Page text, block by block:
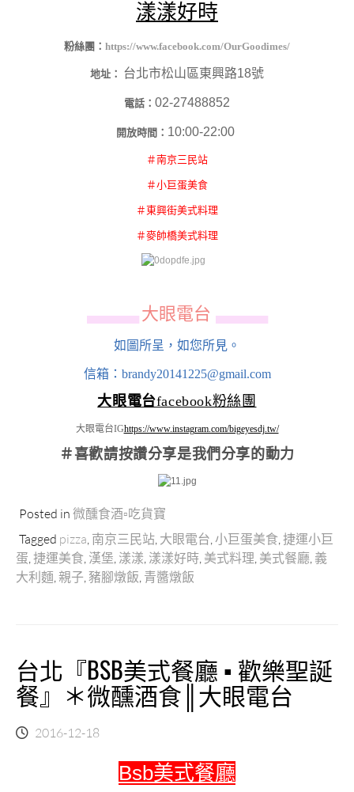
漾漾好時
粉絲團： https://www.facebook.com/OurGoodimes/
地址： 台北市松山區東興路18號
電話： 02-27488852
開放時間： 10:00-22:00
＃南京三民站
＃小巨蛋美食
＃東興街美式料理
＃麥帥橋美式料理
▄▄▄▄▄▄ 大眼電台 ▄▄▄▄▄▄
如圖所呈，如您所見。
信箱：brandy20141225@gmail.com
大眼電台facebook粉絲團
大眼電台IGhttps://www.instagram.com/bigeyesdj.tw/
＃喜歡請按讚分享是我們分享的動力
Posted in 微醺食酒▫吃貨寶
Tagged pizza 南京三民站 大眼電台 小巨蛋美食 捷運小巨
蛋 捷運美食 漢堡 漾漾 漾漾好時 美式料理 美式餐廳 義
大利麵 親子 豬腳燉飯 青醬燉飯
台北『BSB美式餐廳 ▪ 歡樂聖誕
餐』＊微醺酒食║大眼電台
2016-12-18
Bsb美式餐廳